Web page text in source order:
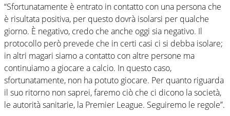
“Sfortunatamente è entrato in contatto con una persona che
è risultata positiva, per questo dovrà isolarsi per qualche
giorno. È negativo, credo che anche oggi sia negativo. Il
protocollo però prevede che in certi casi ci si debba isolare;
in altri magari siamo a contatto con altre persone ma
continuiamo a giocare a calcio. In questo caso,
sfortunatamente, non ha potuto giocare. Per quanto riguarda
il suo ritorno non saprei, faremo ciò che ci dicono la società,
le autorità sanitarie, la Premier League. Seguiremo le regole”.